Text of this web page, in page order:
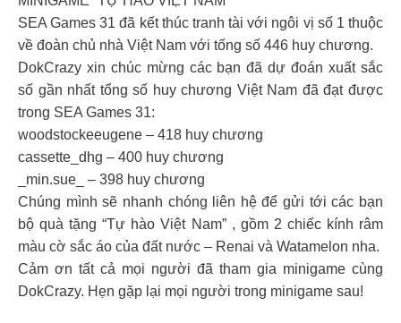
SEA Games 31 đã kết thúc tranh tài với ngôi vị số 1 thuộc
về đoàn chủ nhà Việt Nam với tống số 446 huy chương.
DokCrazy xin chúc mừng các bạn đã dự đoán xuất sắc
số gần nhất tổng số huy chương Việt Nam đã đạt được
trong SEA Games 31:
woodstockeeugene – 418 huy chương
cassette_dhg – 400 huy chương
_min.sue_ – 398 huy chương
Chúng mình sẽ nhanh chóng liên hệ để gửi tới các bạn
bộ quà tặng “Tự hào Việt Nam” , gồm 2 chiếc kính râm
màu cờ sắc áo của đất nước – Renai và Watamelon nha.
Cảm ơn tất cả mọi người đã tham gia minigame cùng
DokCrazy. Hẹn gặp lại mọi người trong minigame sau!